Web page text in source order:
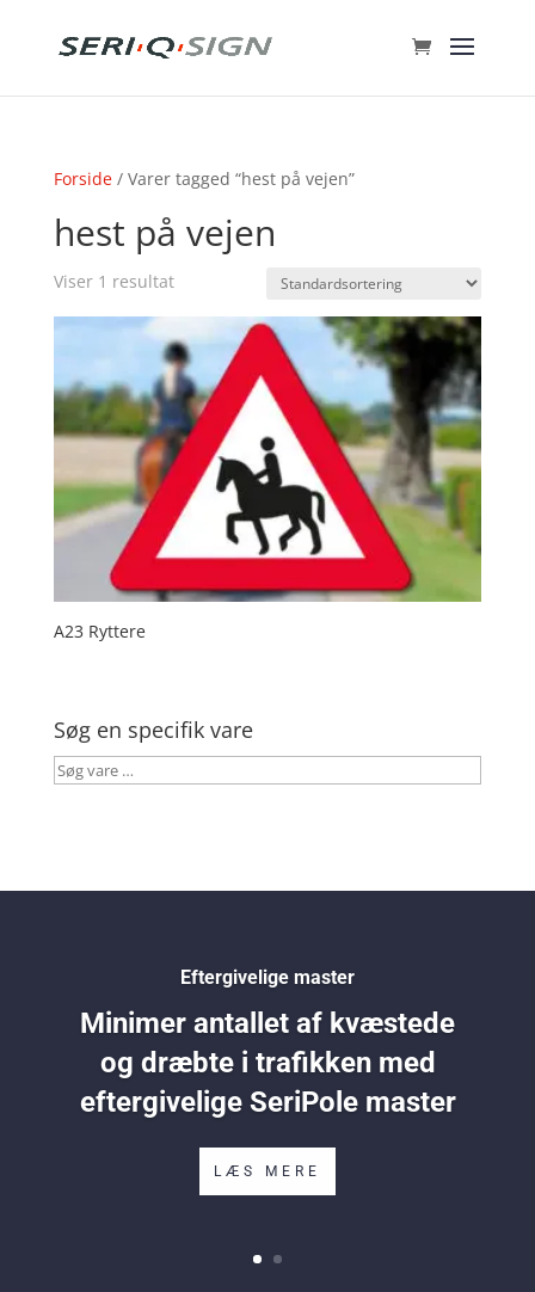
Forside/ Varer tagged “hest på vejen”
hest på vejen
Viser 1 resultat
A23 Ryttere
Søg en specifik vare
Søg
Eftergivelige master
Minimer antallet af kvæstede
og dræbte i trafikken med
eftergivelige SeriPole master
LÆS MERE